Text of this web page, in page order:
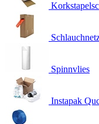
Spinnvlies
Instapak